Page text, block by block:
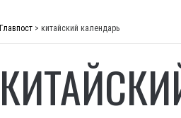
Главпост > китайский календарь